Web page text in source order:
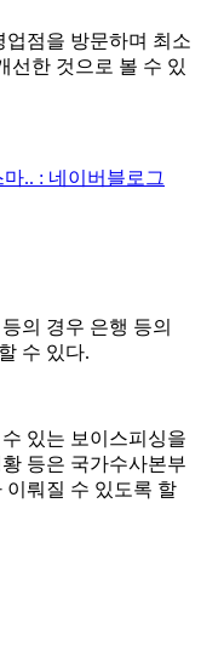
점을 방문하며 최소
선한 것으로 볼 수 있
.. : 네이버블로그
의 경우 은행 등의
수 있다.
있는 보이스피싱을
등은 국가수사본부
이뤄질 수 있도록 할